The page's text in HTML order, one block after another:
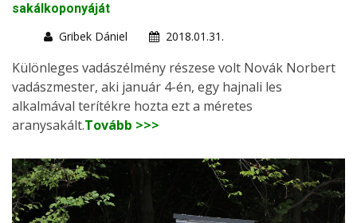
sakálkoponyáját
Gribek Dániel
2018.01.31.
Különleges vadászélmény részese volt Novák Norbert
vadászmester, aki január 4-én, egy hajnali les
alkalmával terítékre hozta ezt a méretes
aranysakált.Tovább >>>